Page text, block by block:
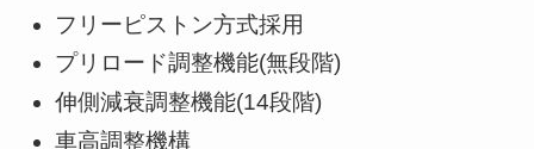
フリーピストン方式採用
プリロード調整機能(無段階)
伸側減衰調整機能(14段階)
車高調整機構